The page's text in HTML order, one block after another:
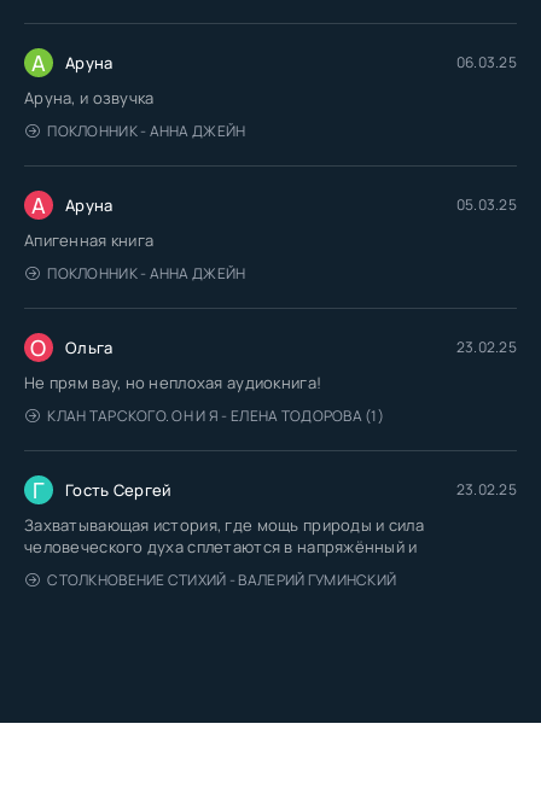
А Аруна 06.03.25
Аруна, и озвучка
ПОКЛОННИК - АННА ДЖЕЙН
А Аруна 05.03.25
Апигенная книга
ПОКЛОННИК - АННА ДЖЕЙН
О Ольга 23.02.25
Не прям вау, но неплохая аудиокнига!
КЛАН ТАРСКОГО. ОН И Я - ЕЛЕНА ТОДОРОВА (1)
Г Гость Сергей 23.02.25
Захватывающая история, где мощь природы и сила
человеческого духа сплетаются в напряжённый и
СТОЛКНОВЕНИЕ СТИХИЙ - ВАЛЕРИЙ ГУМИНСКИЙ